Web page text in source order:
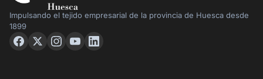
Impulsando el tejido empresarial de la provincia de Huesca desde
1899